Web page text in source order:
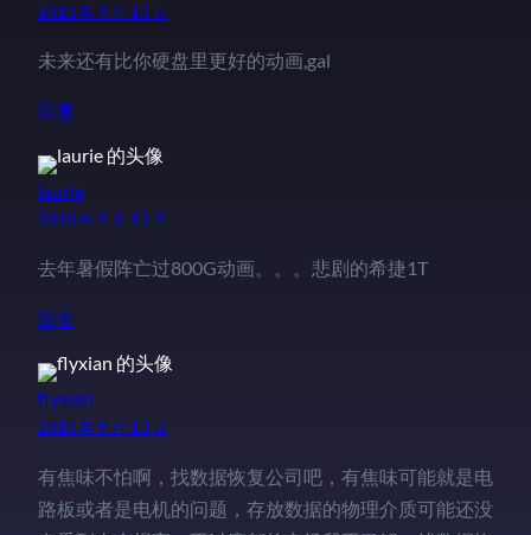
2010 年 9 月 13 日
未来还有比你硬盘里更好的动画,gal
回复
laurie
2010 年 9 月 13 日
去年暑假阵亡过800G动画。。。悲剧的希捷1T
回复
flyxian
2010 年 9 月 13 日
有焦味不怕啊，找数据恢复公司吧，有焦味可能就是电
路板或者是电机的问题，存放数据的物理介质可能还没